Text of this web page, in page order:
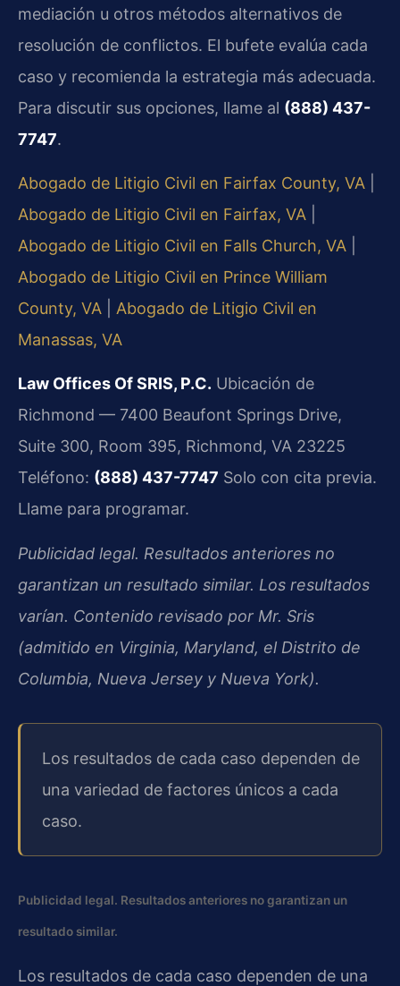
mediación u otros métodos alternativos de
resolución de conflictos. El bufete evalúa cada
caso y recomienda la estrategia más adecuada.
Para discutir sus opciones, llame al (888) 437-
7747.
Abogado de Litigio Civil en Fairfax County, VA
Abogado de Litigio Civil en Fairfax, VA
Abogado de Litigio Civil en Falls Church, VA
Abogado de Litigio Civil en Prince William
County, VA
Abogado de Litigio Civil en
Manassas, VA
Law Offices Of SRIS, P.C. Ubicación de
Richmond — 7400 Beaufont Springs Drive,
Suite 300, Room 395, Richmond, VA 23225
Teléfono: (888) 437-7747 Solo con cita previa.
Llame para programar.
Publicidad legal. Resultados anteriores no
garantizan un resultado similar. Los resultados
varían. Contenido revisado por Mr. Sris
(admitido en Virginia, Maryland, el Distrito de
Columbia, Nueva Jersey y Nueva York).
Los resultados de cada caso dependen de
una variedad de factores únicos a cada
caso.
Publicidad legal. Resultados anteriores no garantizan un
resultado similar.
Los resultados de cada caso dependen de una